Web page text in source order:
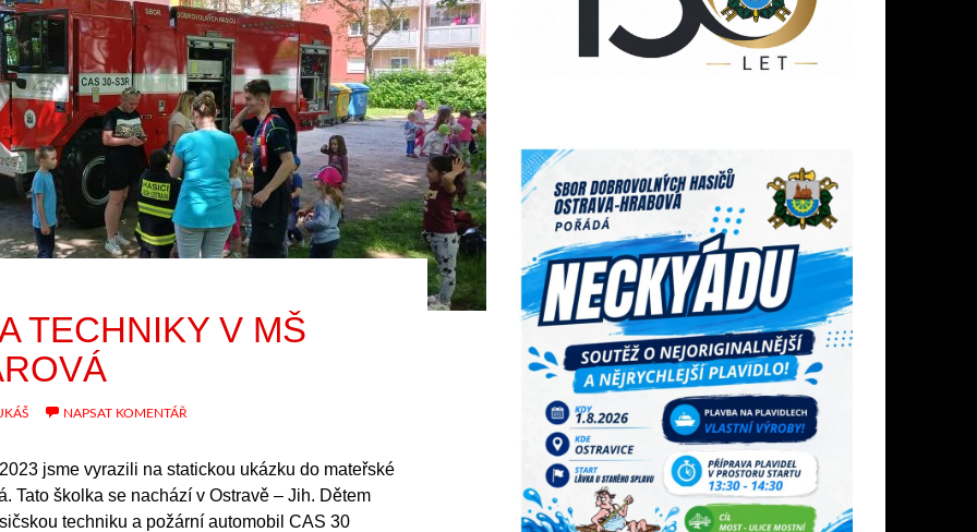
TECHNIKY V MŠ
NAPSAT KOMENTÁŘ
jsme vyrazili na statickou ukázku do mateřské
Tato školka se nachází v Ostravě – Jih. Dětem
techniku a požární automobil CAS 30